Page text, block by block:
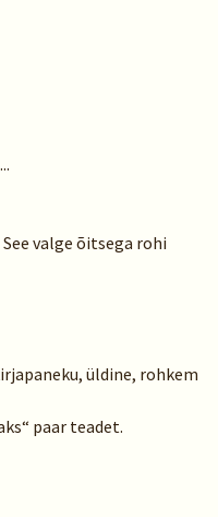
valge õitsega rohi
üldine, rohkem
paar teadet.